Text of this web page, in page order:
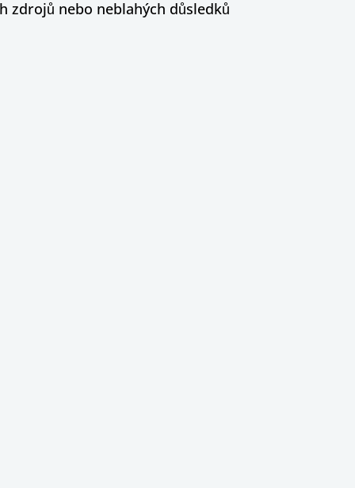
zdrojů nebo neblahých důsledků